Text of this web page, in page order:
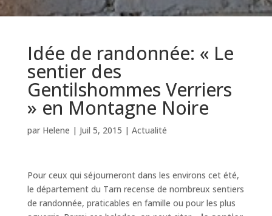
Idée de randonnée: « Le
sentier des
Gentilshommes Verriers
» en Montagne Noire
par Helene | Juil 5, 2015 | Actualité
Pour ceux qui séjourneront dans les environs cet été,
le département du Tarn recense de nombreux sentiers
de randonnée, praticables en famille ou pour les plus